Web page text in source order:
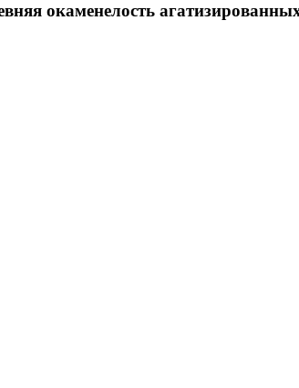
окаменелость